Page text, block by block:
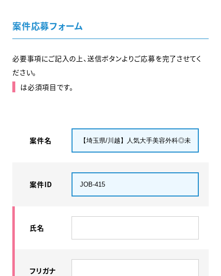
案件応募フォーム
必要事項にご記入の上、送信ボタンよりご応募を完了させてく
ださい。
は必須項目です。
案件名
案件ID
氏名
フリガナ